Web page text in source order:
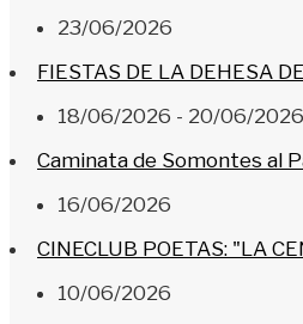
23/06/2026
FIESTAS DE LA DEHESA
18/06/2026 - 20/06/2026
Caminata de Somontes al
16/06/2026
CINECLUB POETAS: "LA
10/06/2026